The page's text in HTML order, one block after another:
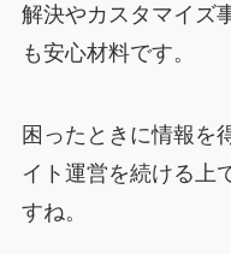
解決やカスタマイズ
も安心材料です。
困ったときに情報を
イト運営を続ける上
すね。